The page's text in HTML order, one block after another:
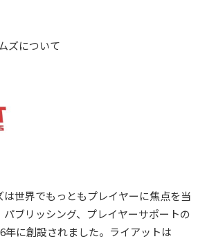
ズについて
は世界でもっともプレイヤーに焦点を当
ブリッシング、プレイヤーサポートの
年に創設されました。ライアットは